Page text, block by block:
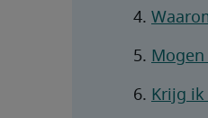
Krijg